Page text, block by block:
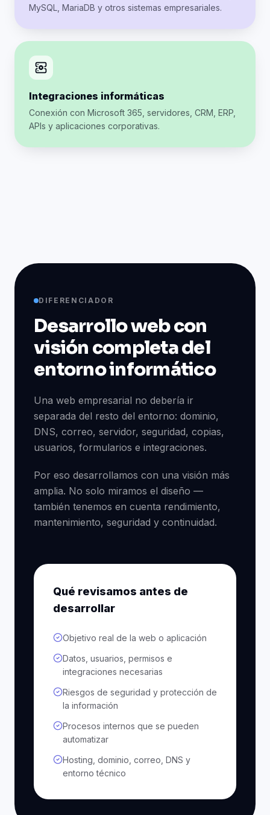
MySQL, MariaDB y otros sistemas empresariales.
Integraciones informáticas
Conexión con Microsoft 365, servidores, CRM, ERP,
APIs y aplicaciones corporativas.
DIFERENCIADOR
Desarrollo web con
visión completa del
entorno informático
Una web empresarial no debería ir
separada del resto del entorno: dominio,
DNS, correo, servidor, seguridad, copias,
usuarios, formularios e integraciones.
Por eso desarrollamos con una visión más
amplia. No solo miramos el diseño —
también tenemos en cuenta rendimiento,
mantenimiento, seguridad y continuidad.
Qué revisamos antes de
desarrollar
Objetivo real de la web o aplicación
Datos, usuarios, permisos e
integraciones necesarias
Riesgos de seguridad y protección de
la información
Procesos internos que se pueden
automatizar
Hosting, dominio, correo, DNS y
entorno técnico